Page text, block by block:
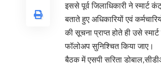
इससे पूर्व जिलाधिकारी ने स्मार्ट
बताते हुए अधिकारियों एवं
की सूचना प्राप्त होते ही उसे
फॉलोअप सुनिश्चित किया जाए।
बैठक में एसपी सरिता